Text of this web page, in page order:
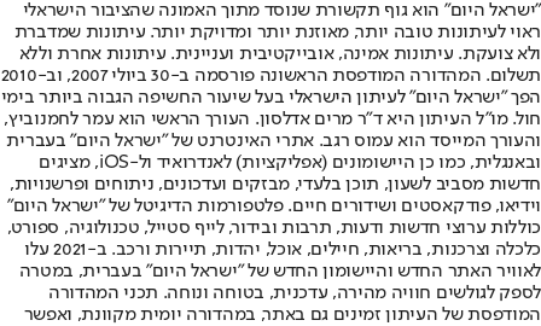
"ישראל היום" הוא גוף תקשורת שנוסד מתוך האמונה שהציבור הישראלי
ראוי לעיתונות טובה יותר, מאוזנת יותר ומדויקת יותר. עיתונות שמדברת
ולא צועקת. עיתונות אמינה, אובייקטיבית ועניינית. עיתונות אחרת וללא
תשלום. המהדורה המודפסת הראשונה פורסמה ב-30 ביולי 2007, וב-2010
הפך "ישראל היום" לעיתון הישראלי בעל שיעור החשיפה הגבוה ביותר בימי
חול. מו"ל העיתון היא ד"ר מרים אדלסון. העורך הראשי הוא עמר לחמנוביץ,
והעורך המייסד הוא עמוס רגב. אתרי האינטרנט של "ישראל היום" בעברית
ובאנגלית, כמו כן היישומונים (אפליקציות) לאנדרואיד ול-iOS, מציגים
חדשות מסביב לשעון, תוכן בלעדי, מבזקים ועדכונים, ניתוחים ופרשנויות,
וידיאו, פודקאסטים ושידורים חיים. פלטפורמות הדיגיטל של "ישראל היום"
כוללות ערוצי חדשות ודעות, תרבות ובידור, לייף סטייל, טכנולוגיה, ספורט,
כלכלה וצרכנות, בריאות, חיילים, אוכל, יהדות, תיירות ורכב. ב-2021 עלו
לאוויר האתר החדש והיישומון החדש של "ישראל היום" בעברית, במטרה
לספק לגולשים חוויה מהירה, עדכנית, בטוחה ונוחה. תכני המהדורה
המודפסת של העיתון זמינים גם באתר, במהדורה יומית מקוונת, ואפשר